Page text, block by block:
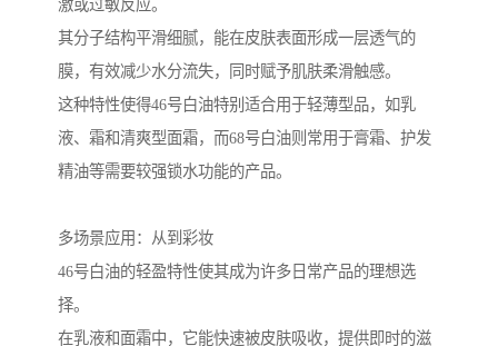
激或过敏反应。
其分子结构平滑细腻，能在皮肤表面形成一层透气的
膜，有效减少水分流失，同时赋予肌肤柔滑触感。
这种特性使得46号白油特别适合用于轻薄型品，如乳
液、霜和清爽型面霜，而68号白油则常用于膏霜、护发
精油等需要较强锁水功能的产品。
多场景应用：从到彩妆
46号白油的轻盈特性使其成为许多日常产品的理想选
择。
在乳液和面霜中，它能快速被皮肤吸收，提供即时的滋